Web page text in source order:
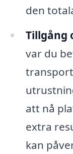
den
Tillgång
var du
att nå
extra
kan